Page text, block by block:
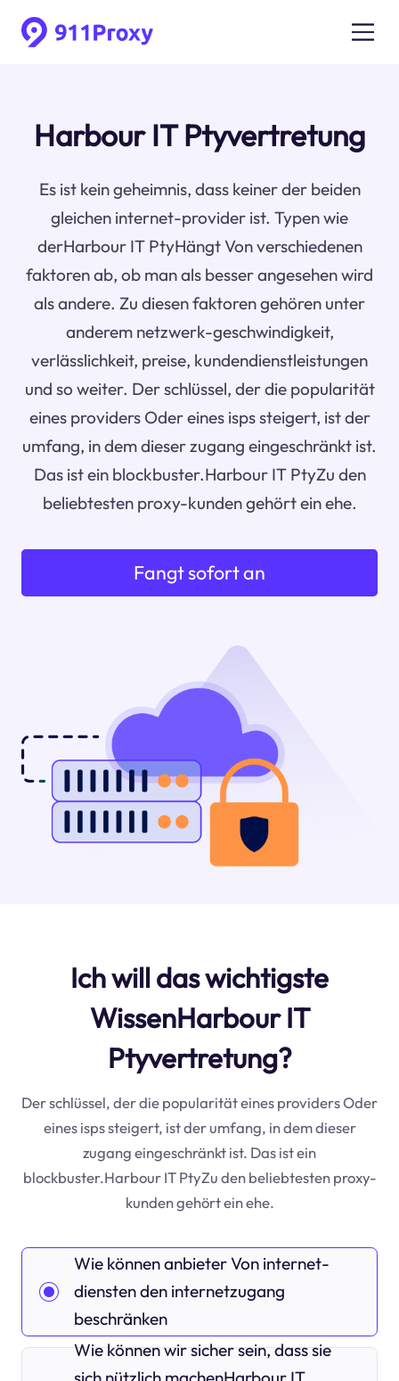
Harbour IT Ptyvertretung
Es ist kein geheimnis, dass keiner der beiden
gleichen internet-provider ist. Typen wie
derHarbour IT PtyHängt Von verschiedenen
faktoren ab, ob man als besser angesehen wird
als andere. Zu diesen faktoren gehören unter
anderem netzwerk-geschwindigkeit,
verlässlichkeit, preise, kundendienstleistungen
und so weiter. Der schlüssel, der die popularität
eines providers Oder eines isps steigert, ist der
umfang, in dem dieser zugang eingeschränkt ist.
Das ist ein blockbuster.Harbour IT PtyZu den
beliebtesten proxy-kunden gehört ein ehe.
Fangt sofort an
Ich will das wichtigste
WissenHarbour IT
Ptyvertretung?
Der schlüssel, der die popularität eines providers Oder
eines isps steigert, ist der umfang, in dem dieser
zugang eingeschränkt ist. Das ist ein
blockbuster.Harbour IT PtyZu den beliebtesten proxy-
kunden gehört ein ehe.
Wie können anbieter Von internet-
diensten den internetzugang
beschränken
Wie können wir sicher sein, dass sie